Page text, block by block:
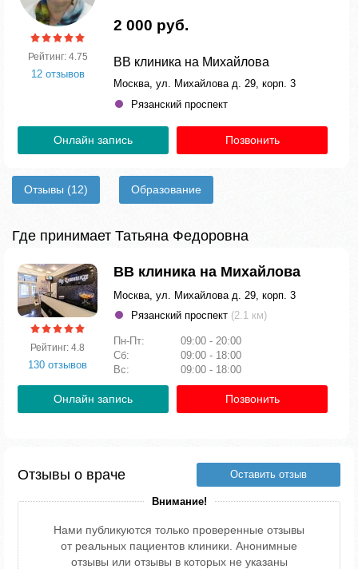
Рейтинг: 4.75
12 отзывов
2 000 руб.
ВВ клиника на Михайлова
Москва, ул. Михайлова д. 29, корп. 3
Рязанский проспект
Онлайн запись Позвонить
Отзывы (12) Образование
Где принимает Татьяна Федоровна
Рейтинг: 4.8
130 отзывов
ВВ клиника на Михайлова
Москва, ул. Михайлова д. 29, корп. 3
Рязанский проспект (2.1 км)
Пн-Пт:
09:00 - 20:00
Сб:
09:00 - 18:00
Вс:
09:00 - 18:00
Онлайн запись Позвонить
Отзывы о враче Оставить отзыв
Внимание!
Нами публикуются только проверенные отзывы
от реальных пациентов клиники. Анонимные
отзывы или отзывы в которых не указаны